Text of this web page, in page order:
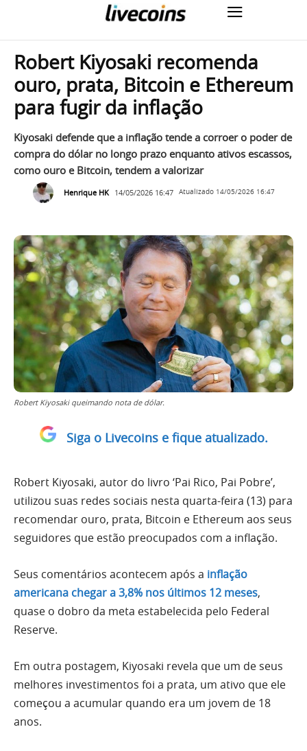
Robert Kiyosaki recomenda
ouro, prata, Bitcoin e Ethereum
para fugir da inflação
Kiyosaki defende que a inflação tende a corroer o poder de
compra do dólar no longo prazo enquanto ativos escassos,
como ouro e Bitcoin, tendem a valorizar
Henrique HK 14/05/2026 16:47 Atualizado 14/05/2026 16:47
Robert Kiyosaki queimando nota de dólar.
Siga o Livecoins e fique atualizado.
Robert Kiyosaki, autor do livro ‘Pai Rico, Pai Pobre’,
utilizou suas redes sociais nesta quarta-feira (13) para
recomendar ouro, prata, Bitcoin e Ethereum aos seus
seguidores que estão preocupados com a inflação.
Seus comentários acontecem após a inflação
americana chegar a 3,8% nos últimos 12 meses,
quase o dobro da meta estabelecida pelo Federal
Reserve.
Em outra postagem, Kiyosaki revela que um de seus
melhores investimentos foi a prata, um ativo que ele
começou a acumular quando era um jovem de 18
anos.